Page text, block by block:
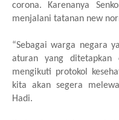
corona. Karenanya
menjalani tatanan new
“Sebagai warga negara
aturan yang
mengikuti protokol
kita akan segera
Hadi.